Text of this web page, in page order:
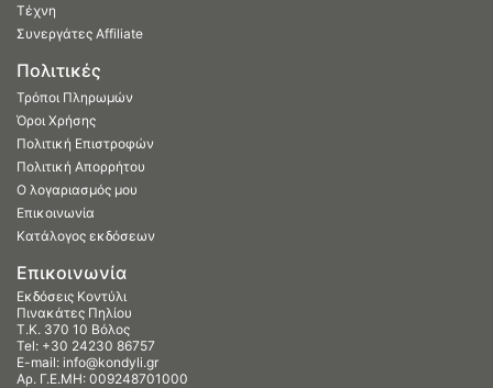
Τέχνη
Συνεργάτες Affiliate
Πολιτικές
Τρόποι Πληρωμών
Όροι Χρήσης
Πολιτική Επιστροφών
Πολιτική Απορρήτου
Ο λογαριασμός μου
Επικοινωνία
Κατάλογος εκδόσεων
Επικοινωνία
Εκδόσεις Κοντύλι
Πινακάτες Πηλίου
Τ.Κ. 370 10 Βόλος
Tel: +30 24230 86757
E-mail: info@kondyli.gr
Αρ. Γ.Ε.ΜΗ: 009248701000